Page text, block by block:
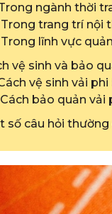
Trong ngành thời
Trong trang trí nội
Trong lĩnh vực
vệ sinh và bảo
Cách vệ sinh vải
Cách bảo quản vải
số câu hỏi